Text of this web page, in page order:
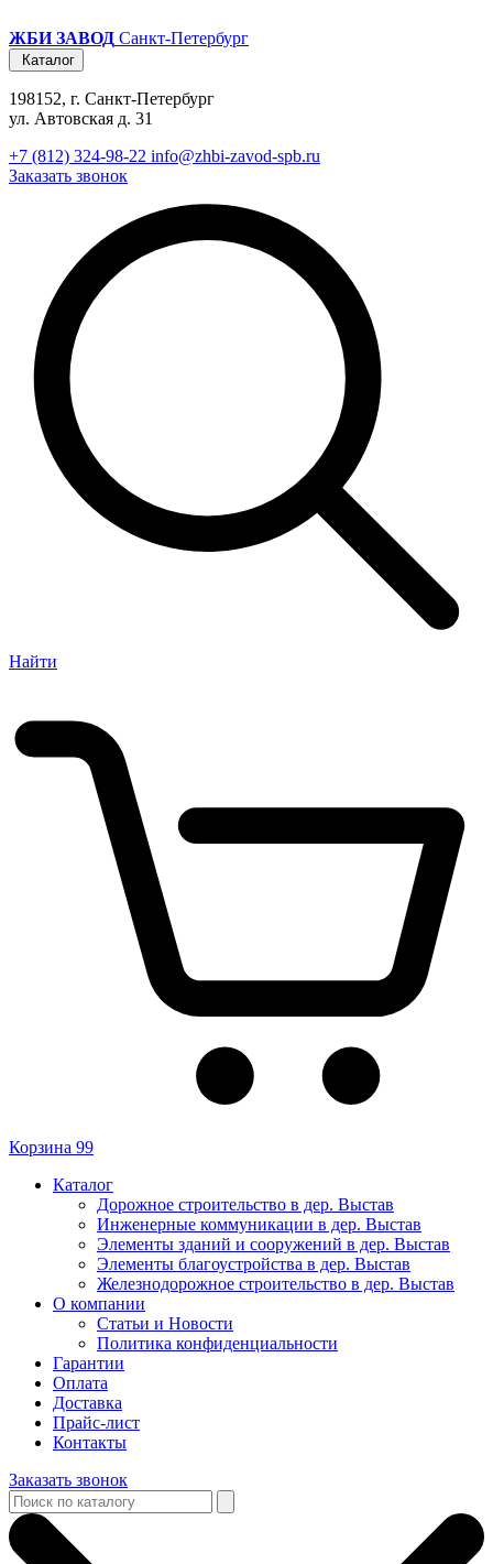
ЖБИ ЗАВОД Санкт-Петербург
Каталог
198152, г. Санкт-Петербург
ул. Автовская д. 31
+7 (812) 324-98-22 info@zhbi-zavod-spb.ru
Заказать звонок
Найти
Корзина 99
Каталог
Дорожное строительство в дер. Выстав
Инженерные коммуникации в дер. Выстав
Элементы зданий и сооружений в дер. Выстав
Элементы благоустройства в дер. Выстав
Железнодорожное строительство в дер. Выстав
О компании
Статьи и Новости
Политика конфиденциальности
Гарантии
Оплата
Доставка
Прайс-лист
Контакты
Заказать звонок